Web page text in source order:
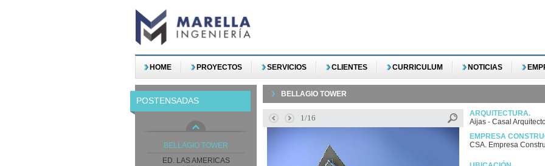
HOME PROYECTOS SERVICIOS CLIENTES CURRICULUM NOTICIAS
POSTENSADAS
BELLAGIO TOWER
ED. LAS AMERICAS
BELLAGIO TOWER
1/16
ARQUITECTURA.
Aijas - Casal
EMPRESA
CSA. Empresa